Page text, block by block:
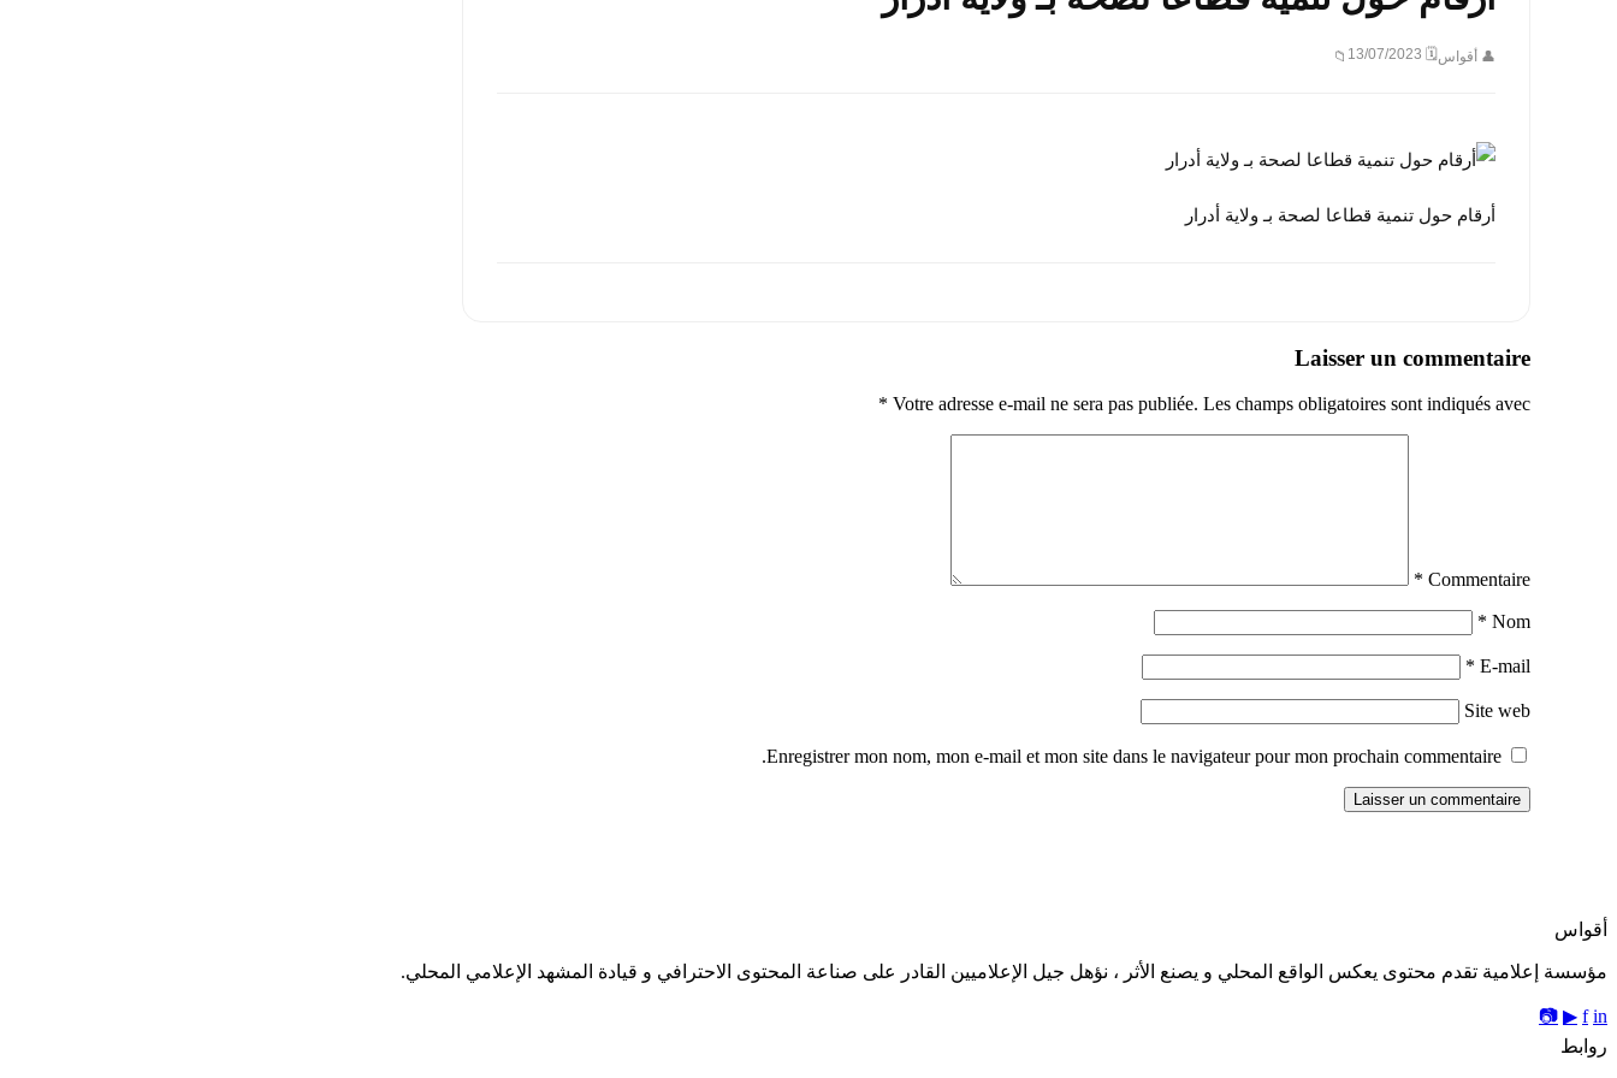
👤 أقواس🗓 13/07/2023
📁
أرقام حول تنمية قطاعا لصحة بـ ولاية أدرار
Laisser un commentaire
Votre adresse e-mail ne sera pas publiée. Les champs obligatoires sont indiqués avec
*
Commentaire
*
Nom
*
E-mail
*
Site web
Enregistrer mon nom, mon e-mail et mon site dans le navigateur pour mon prochain commentaire.
أقواس
مؤسسة إعلامية تقدم محتوى يعكس الواقع المحلي و يصنع الأثر ، نؤهل جيل الإعلاميين القادر على صناعة المحتوى الاحترافي و قيادة المشهد الإعلامي المحلي.
f in
▶
📷
روابط